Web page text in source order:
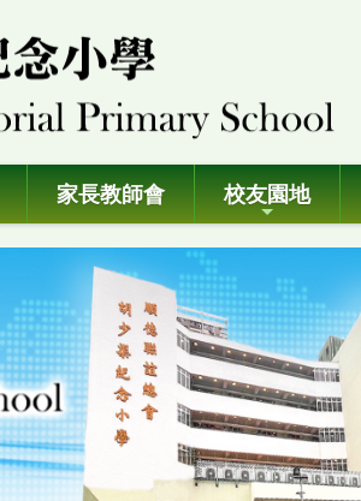
家長教師會 校友園地